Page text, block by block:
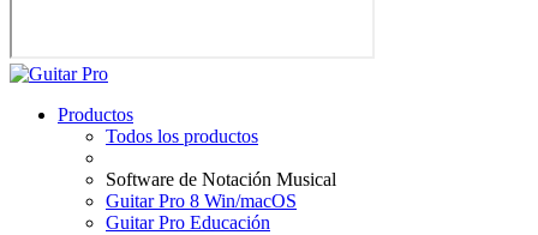
Productos
Todos los productos
Software de Notación Musical
Guitar Pro 8 Win/macOS
Guitar Pro Educación